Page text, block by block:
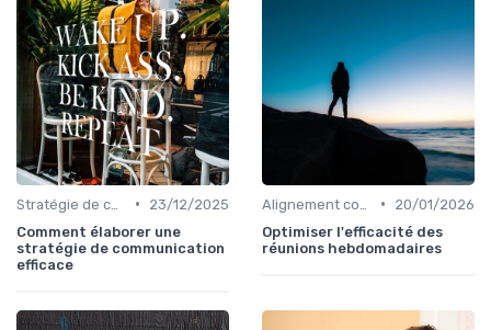
•
23/12/2025
Comment élaborer une
stratégie de communication
efficace
•
20/01/2026
Optimiser l'efficacité des
réunions hebdomadaires